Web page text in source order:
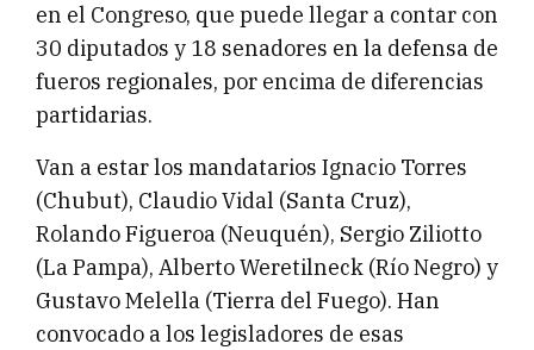
en el Congreso, que puede llegar a contar con
30 diputados y 18 senadores en la defensa de
fueros regionales, por encima de diferencias
partidarias.
Van a estar los mandatarios Ignacio Torres
(Chubut), Claudio Vidal (Santa Cruz),
Rolando Figueroa (Neuquén), Sergio Ziliotto
(La Pampa), Alberto Weretilneck (Río Negro) y
Gustavo Melella (Tierra del Fuego). Han
convocado a los legisladores de esas